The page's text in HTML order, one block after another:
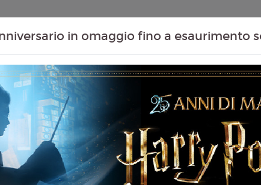
Extra Proiezioni Scolastiche Eventi Passati
LIVE
min
Non ci sono
in omaggio fino a esaurimento